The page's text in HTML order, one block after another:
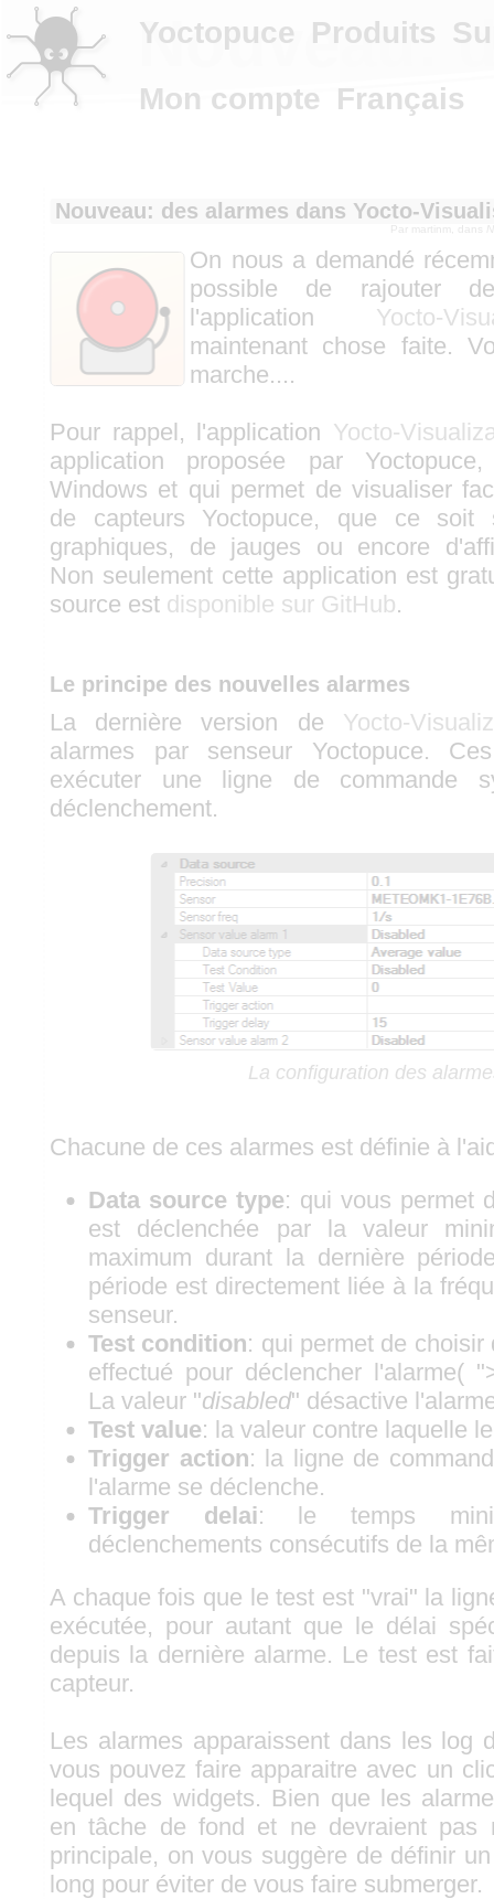
Nouveau:
Nouveau: des alarmes dans Yocto-
Par
On nous a demandé
possible de rajouter
l'application Yocto-
maintenant chose faite.
marche....
Pour rappel, l'application Yocto-
application proposée par
Windows et qui permet de visualiser
de capteurs Yoctopuce, que ce
graphiques, de jauges ou encore
Non seulement cette application est
source est disponible sur GitHub.
Le principe des nouvelles alarmes
La dernière version de Yocto-
alarmes par senseur Yoctopuce.
exécuter une ligne de commande
déclenchement.
La configuration des
Chacune de ces alarmes est définie à
Data source type: qui vous permet
est déclenchée par la valeur
maximum durant la dernière
période est directement liée à la
senseur.
Test condition: qui permet de
effectué pour déclencher l'alarme(
La valeur "disabled" désactive
Test value: la valeur contre laquelle
Trigger action: la ligne de
l'alarme se déclenche.
Trigger delai: le temps
déclenchements consécutifs de la
A chaque fois que le test est "vrai" la
exécutée, pour autant que le délai
depuis la dernière alarme. Le test est
capteur.
Les alarmes apparaissent dans les log
vous pouvez faire apparaitre avec un
lequel des widgets. Bien que les
en tâche de fond et ne devraient pas
principale, on vous suggère de définir
long pour éviter de vous faire submerger.
Yoctopuce Produits
Mon compte Français